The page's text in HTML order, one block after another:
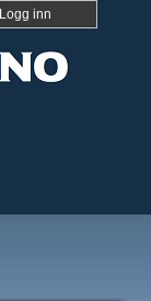
Logg inn